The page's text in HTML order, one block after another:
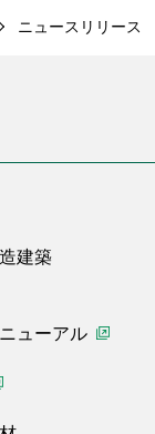
ニュースリリース
建築
ューアル （別ウ
別ウィンドウで開く